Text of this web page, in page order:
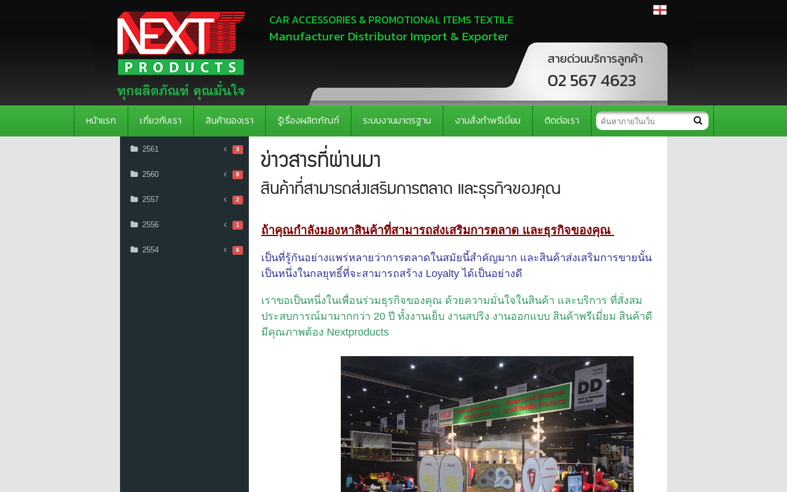
CAR ACCESSORIES & PROMOTIONAL ITEMS TEXTILE
Manufacturer Distributor Import & Exporter
สายด่วนบริการลูกค้า
02 567 4623
หน้าแรก เกี่ยวกับเรา สินค้าของเรา รู้เรื่องผลิตภัณฑ์ ระบบงานมาตรฐาน งานสั่งทำพรีเมี่ยม ติดต่อเรา
2561 3
2560 8
2557 2
2556 1
2554 6
ข่าวสารที่ผ่านมา
สินค้าที่สามารถส่งเสริมการตลาด และธุรกิจของคุณ
ถ้าคุณกำลังมองหาสินค้าที่สามารถส่งเสริมการตลาด และธุรกิจของคุณ
เป็นที่รู้กันอย่างแพร่หลายว่าการตลาดในสมัยนี้สำคัญมาก และสินค้าส่งเสริมการขายนั้น
เป็นหนึ่งในกลยุทธิ์ที่จะสามารถสร้าง Loyalty ได้เป็นอย่างดี
เราขอเป็นหนึ่งในเพื่อนร่วมธุรกิจของคุณ ด้วยความมั่นใจในสินค้า และบริการ ที่สั่งสม
ประสบการณ์มามากกว่า 20 ปี ทั้งงานเย็บ งานสปริง งานออกแบบ สินค้าพรีเมี่ยม สินค้าดี
มีคุณภาพต้อง Nextproducts